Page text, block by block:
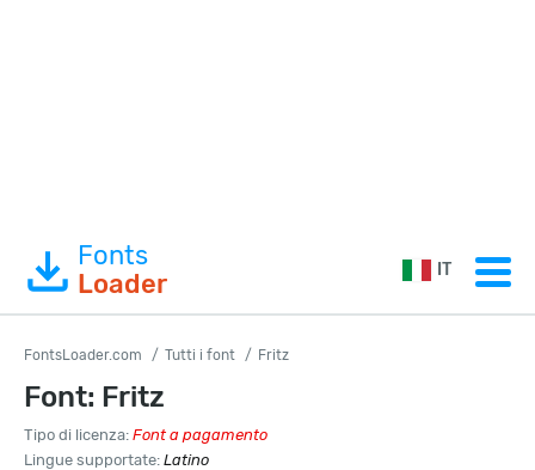
Fonts
Loader
IT
FontsLoader.com Tutti i font Fritz
Font: Fritz
Tipo di licenza: Font a pagamento
Lingue supportate: Latino